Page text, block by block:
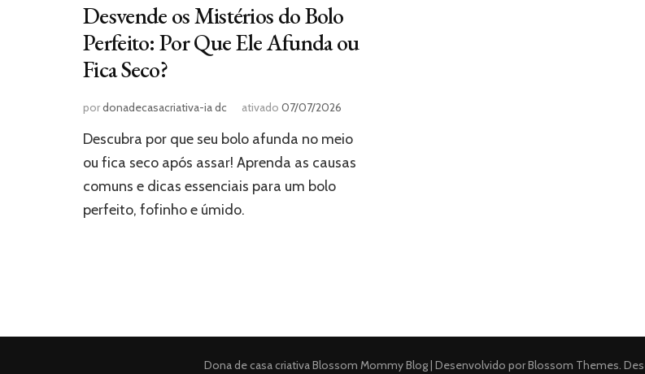
Desvende os Mistérios do Bolo
Perfeito: Por Que Ele Afunda ou
Fica Seco?
pordonadecasacriativa-ia dc ativado 07/07/2026
Descubra por que seu bolo afunda no meio
ou fica seco após assar! Aprenda as causas
comuns e dicas essenciais para um bolo
perfeito, fofinho e úmido.
Dona de casa criativaBlossom Mommy Blog | Desenvolvido porBlossom Themes.